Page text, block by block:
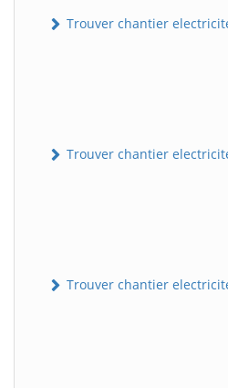
Trouver chantier
Trouver chantier
Trouver chantier